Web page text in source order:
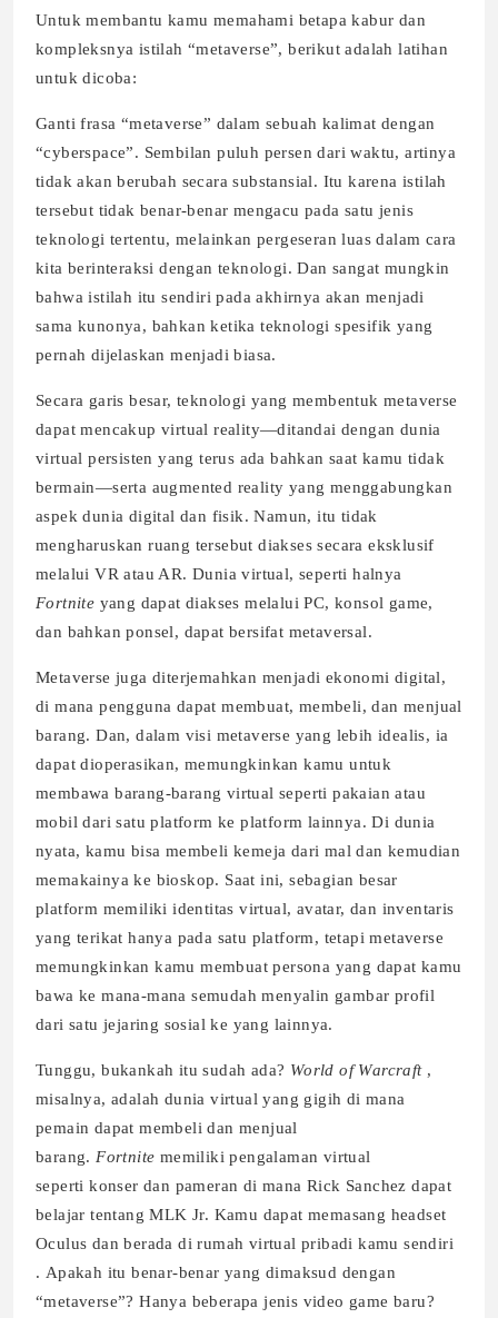
Untuk membantu kamu memahami betapa kabur dan
kompleksnya istilah “metaverse”, berikut adalah latihan
untuk dicoba:
Ganti frasa “metaverse” dalam sebuah kalimat dengan
“cyberspace”. Sembilan puluh persen dari waktu, artinya
tidak akan berubah secara substansial. Itu karena istilah
tersebut tidak benar-benar mengacu pada satu jenis
teknologi tertentu, melainkan pergeseran luas dalam cara
kita berinteraksi dengan teknologi. Dan sangat mungkin
bahwa istilah itu sendiri pada akhirnya akan menjadi
sama kunonya, bahkan ketika teknologi spesifik yang
pernah dijelaskan menjadi biasa.
Secara garis besar, teknologi yang membentuk metaverse
dapat mencakup virtual reality—ditandai dengan dunia
virtual persisten yang terus ada bahkan saat kamu tidak
bermain—serta augmented reality yang menggabungkan
aspek dunia digital dan fisik. Namun, itu tidak
mengharuskan ruang tersebut diakses secara eksklusif
melalui VR atau AR. Dunia virtual, seperti halnya
Fortnite yang dapat diakses melalui PC, konsol game,
dan bahkan ponsel, dapat bersifat metaversal.
Metaverse juga diterjemahkan menjadi ekonomi digital,
di mana pengguna dapat membuat, membeli, dan menjual
barang. Dan, dalam visi metaverse yang lebih idealis, ia
dapat dioperasikan, memungkinkan kamu untuk
membawa barang-barang virtual seperti pakaian atau
mobil dari satu platform ke platform lainnya. Di dunia
nyata, kamu bisa membeli kemeja dari mal dan kemudian
memakainya ke bioskop. Saat ini, sebagian besar
platform memiliki identitas virtual, avatar, dan inventaris
yang terikat hanya pada satu platform, tetapi metaverse
memungkinkan kamu membuat persona yang dapat kamu
bawa ke mana-mana semudah menyalin gambar profil
dari satu jejaring sosial ke yang lainnya.
Tunggu, bukankah itu sudah ada? World of Warcraft,
misalnya, adalah dunia virtual yang gigih di mana
pemain dapat membeli dan menjual
barang. Fortnite memiliki pengalaman virtual
seperti konser dan pameran di mana Rick Sanchez dapat
belajar tentang MLK Jr. Kamu dapat memasang headset
Oculus dan berada di rumah virtual pribadi kamu sendiri
. Apakah itu benar-benar yang dimaksud dengan
“metaverse”? Hanya beberapa jenis video game baru?